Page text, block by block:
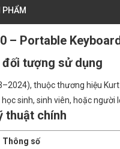
PHẨM
– Portable
đối tượng sử dụng
thuộc thương hiệu
sinh, sinh viên, hoặc
thuật chính
Thông số